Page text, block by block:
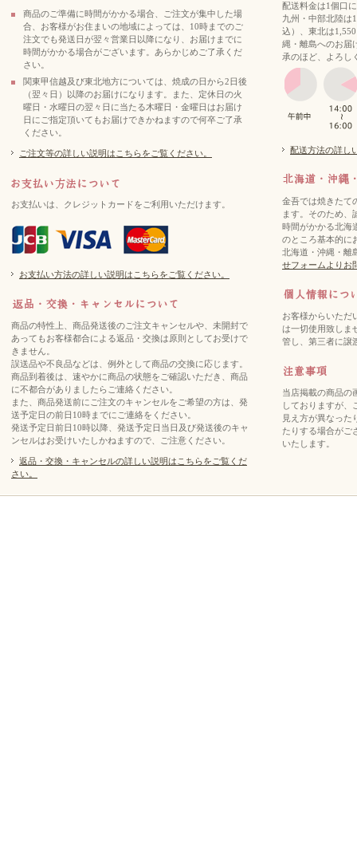
商品のご準備に時間がかかる場合、ご注文が集中した場
合、お客様がお住まいの地域によっては、10時までのご
注文でも発送日が翌々営業日以降になり、お届けまでに
時間がかかる場合がございます。あらかじめご了承くだ
さい。
関東甲信越及び東北地方については、焼成の日から2日後
（翌々日）以降のお届けになります。また、定休日の火
曜日・水曜日の翌々日に当たる木曜日・金曜日はお届け
日にご指定頂いてもお届けできかねますので何卒ご了承
ください。
ご注文等の詳しい説明はこちらをご覧ください。
お支払いは、クレジットカードをご利用いただけます。
お支払い方法の詳しい説明はこちらをご覧ください。
商品の特性上、商品発送後のご注文キャンセルや、未開封で
あってもお客様都合による返品・交換は原則としてお受けで
きません。
誤送品や不良品などは、例外として商品の交換に応じます。
商品到着後は、速やかに商品の状態をご確認いただき、商品
に不都合がありましたらご連絡ください。
また、商品発送前にご注文のキャンセルをご希望の方は、発
送予定日の前日10時までにご連絡をください。
発送予定日前日10時以降、発送予定日当日及び発送後のキャ
ンセルはお受けいたしかねますので、ご注意ください。
返品・交換・キャンセルの詳しい説明はこちらをご覧くだ
さい。
配送料金は1個口
九州・中部北陸は
込）、東北は
縄・離島へのお届
承のほど、よろし
配送方法の詳し
金吾では焼きたて
ます。そのため、
時間がかかる北海
のところ基本的に
北海道・沖縄・離
せフォームよりお
お客様からいただ
は一切使用致しま
管し、第三者に譲
当店掲載の商品の
しておりますが、
見え方が異なった
たりする場合がご
いたします。